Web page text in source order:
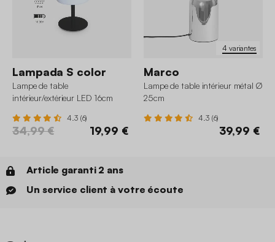
Lampada S color
Lampe de table
intérieur/extérieur LED 16cm
4.3 (6)
34,99 € 19,99 €
4 variantes
Marco
Lampe de table intérieur métal Ø
25cm
4.3 (6)
39,99 €
Article garanti 2 ans
Un service client à votre écoute